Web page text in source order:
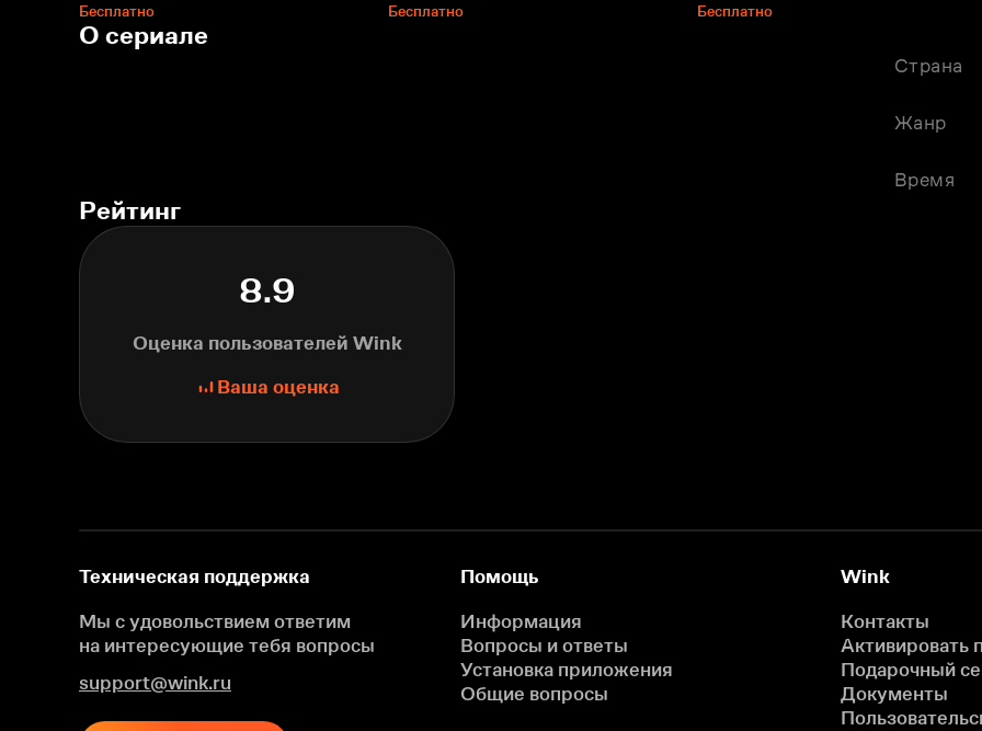
Бесплатно Бесплатно Бесплатно
О сериале
Страна
Жанр
Время
Рейтинг
8.9
Оценка пользователей Wink
Ваша оценка
Техническая поддержка
Мы с удовольствием ответим
на интересующие тебя вопросы
support@wink.ru
Помощь
Информация
Вопросы и ответы
Установка приложения
Общие вопросы
Wink
Контакты
Активировать
Подарочный
Документы